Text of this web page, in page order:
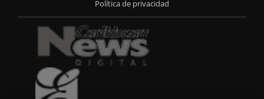
menu
Política de privacidad